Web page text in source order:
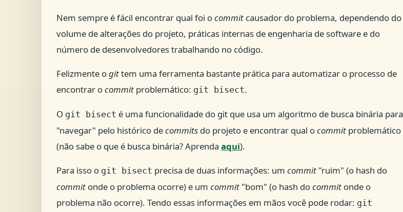
Nem sempre é fácil encontrar qual foi ocommit causador do problema, dependendo do
volume de alterações do projeto, práticas internas de engenharia de software e do
número de desenvolvedores trabalhando no código.
Felizmente ogittem uma ferramenta bastante prática para automatizar o processo de
encontrar ocommit problemático: git bisect.
O git bisect é uma funcionalidade do git que usa um algoritmo de busca binária para
"navegar" pelo histórico decommits do projeto e encontrar qual ocommit problemático
(não sabe o que é busca binária? Aprendaaqui).
Para isso o git bisect precisa de duas informações: umcommit "ruim" (o hash do
commit onde o problema ocorre) e umcommit "bom" (o hash docommit onde o
problema não ocorre). Tendo essas informações em mãos você pode rodar: git